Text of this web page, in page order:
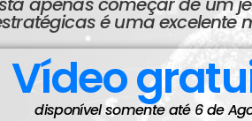
é uma excelente
Vídeo
disponível somente até 6 de